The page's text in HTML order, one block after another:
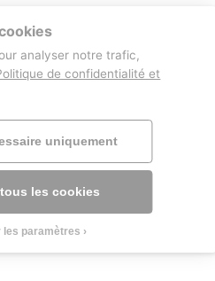
nous
analyser notre trafic,
de confidentialité et
uniquement
les cookies
les paramètres